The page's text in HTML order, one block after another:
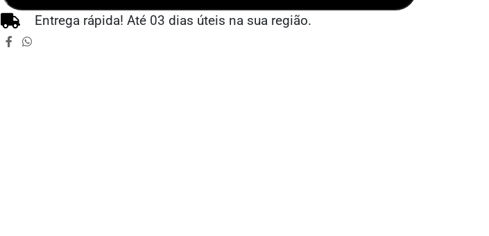
Entrega rápida! Até 03 dias úteis na sua região.